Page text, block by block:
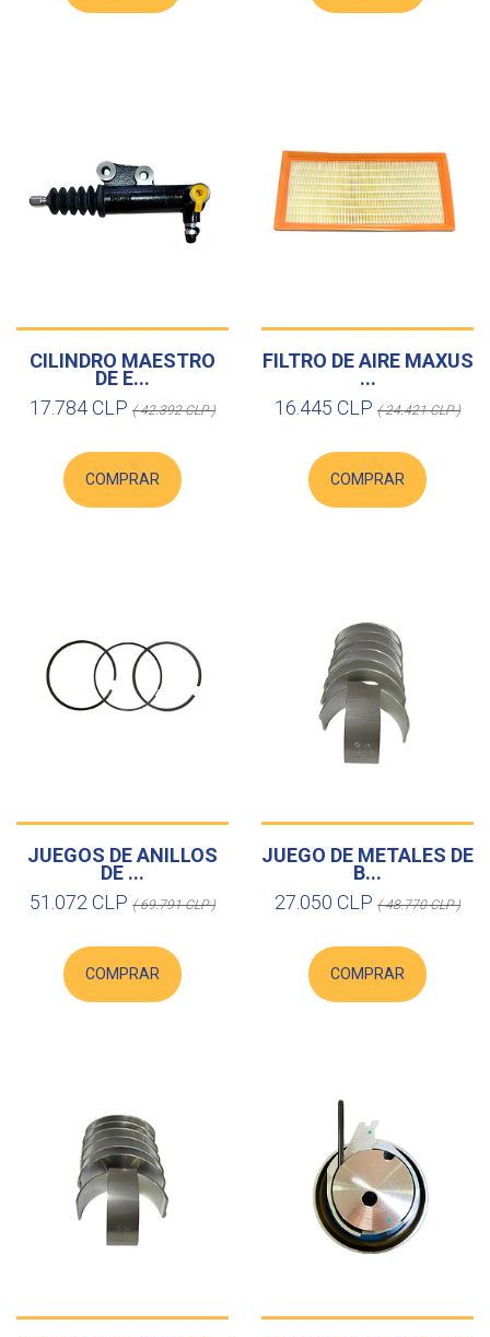
CILINDRO MAESTRO
DE E...
17.784 CLP ( 42.392 CLP )
COMPRAR
FILTRO DE AIRE MAXUS
...
16.445 CLP ( 24.421 CLP )
COMPRAR
JUEGOS DE ANILLOS
DE ...
51.072 CLP ( 69.791 CLP )
COMPRAR
JUEGO DE METALES DE
B...
27.050 CLP ( 48.770 CLP )
COMPRAR